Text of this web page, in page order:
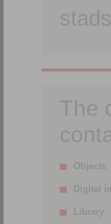
The
Objects
Digital
Library